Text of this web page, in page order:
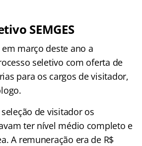
SEMGES
março deste ano a
seletivo com oferta de
para os cargos de visitador,
de visitador os
ter nível médio completo e
A remuneração era de R$